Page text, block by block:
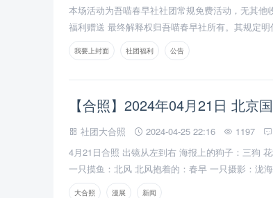
本场活动为吾喵春早社社团常规免费活动，无其
福利赠送 最终解释权归吾喵春早社所有。其规定
我要上封面 社团福利 公告
【合照】2024年04月21日 北京
社团大合照 2024-04-25 22:16 1197
4月21日合照 出镜从左到右 海报上的狗子：三狗
一只摸鱼：北风 北风抱着的：春早 一只摄影：泷
超长焦全景合照）
大合照 漫展 新闻